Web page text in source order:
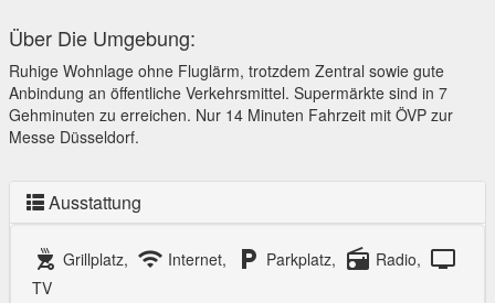
Über Die Umgebung:
Ruhige Wohnlage ohne Fluglärm, trotzdem Zentral sowie gute
Anbindung an öffentliche Verkehrsmittel. Supermärkte sind in 7
Gehminuten zu erreichen. Nur 14 Minuten Fahrzeit mit ÖVP zur
Messe Düsseldorf.
Ausstattung
outdoor_grill Grillplatz, wifi Internet, local_parking Parkplatz, radio Radio, tv
TV